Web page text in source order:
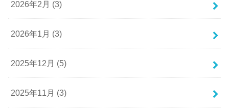
2026年2月 (3)
2026年1月 (3)
2025年12月 (5)
2025年11月 (3)